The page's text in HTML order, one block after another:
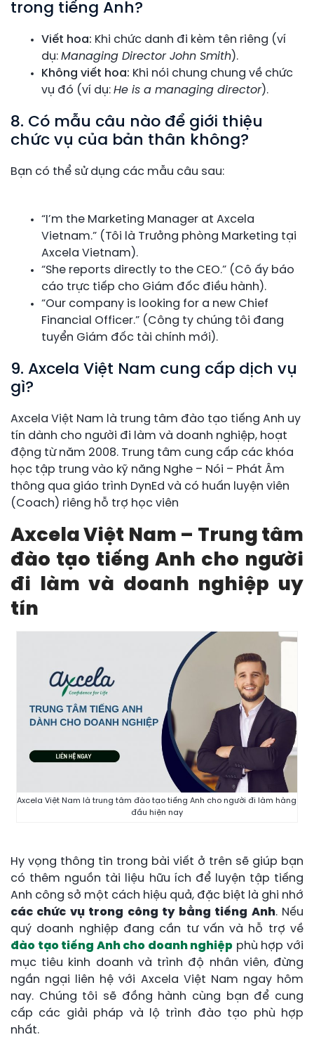
trong tiếng Anh?
Viết hoa: Khi chức danh đi kèm tên riêng (ví
dụ: Managing Director John Smith).
Không viết hoa: Khi nói chung chung về chức
vụ đó (ví dụ: He is a managing director).
8. Có mẫu câu nào để giới thiệu
chức vụ của bản thân không?
Bạn có thể sử dụng các mẫu câu sau:
“I’m the Marketing Manager at Axcela
Vietnam.” (Tôi là Trưởng phòng Marketing tại
Axcela Vietnam).
“She reports directly to the CEO.” (Cô ấy báo
cáo trực tiếp cho Giám đốc điều hành).
“Our company is looking for a new Chief
Financial Officer.” (Công ty chúng tôi đang
tuyển Giám đốc tài chính mới).
9. Axcela Việt Nam cung cấp dịch vụ
gì?
Axcela Việt Nam là trung tâm đào tạo tiếng Anh uy
tín dành cho người đi làm và doanh nghiệp, hoạt
động từ năm 2008. Trung tâm cung cấp các khóa
học tập trung vào kỹ năng Nghe – Nói – Phát Âm
thông qua giáo trình DynEd và có huấn luyện viên
(Coach) riêng hỗ trợ học viên
Axcela Việt Nam – Trung tâm
đào tạo tiếng Anh cho người
đi làm và doanh nghiệp uy
tín
Axcela Việt Nam là trung tâm đào tạo tiếng Anh cho người đi làm hàng
đầu hiện nay
Hy vọng thông tin trong bài viết ở trên sẽ giúp bạn
có thêm nguồn tài liệu hữu ích để luyện tập tiếng
Anh công sở một cách hiệu quả, đặc biệt là ghi nhớ
các chức vụ trong công ty bằng tiếng Anh. Nếu
quý doanh nghiệp đang cần tư vấn và hỗ trợ về
đào tạo tiếng Anh cho doanh nghiệp phù hợp với
mục tiêu kinh doanh và trình độ nhân viên, đừng
ngần ngại liên hệ với Axcela Việt Nam ngay hôm
nay. Chúng tôi sẽ đồng hành cùng bạn để cung
cấp các giải pháp và lộ trình đào tạo phù hợp
nhất.